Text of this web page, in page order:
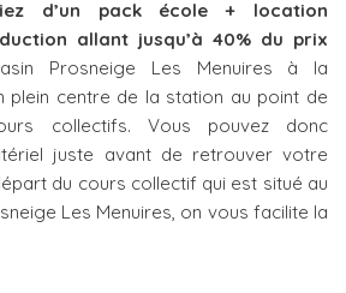
d’un pack école + location
allant jusqu’à 40% du prix
Prosneige Les Menuires à la
plein centre de la station au point de
collectifs. Vous pouvez donc
juste avant de retrouver votre
du cours collectif qui est situé au
Les Menuires, on vous facilite la